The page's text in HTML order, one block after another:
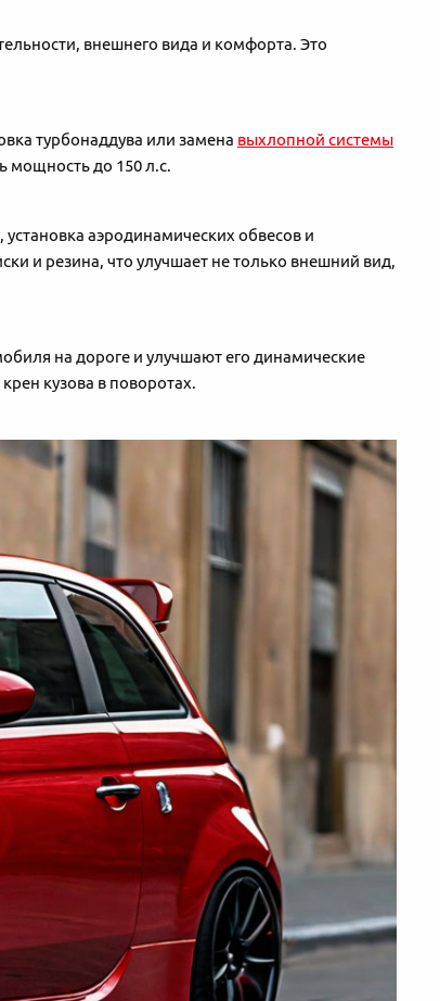
внешнего вида и комфорта. Это
турбонаддува или замена выхлопной системы
мощность до 150 л.с.
аэродинамических обвесов и
и резина, что улучшает не только внешний вид,
на дороге и улучшают его динамические
кузова в поворотах.